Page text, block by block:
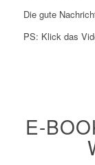
Die gute
PS: Klick das
E-